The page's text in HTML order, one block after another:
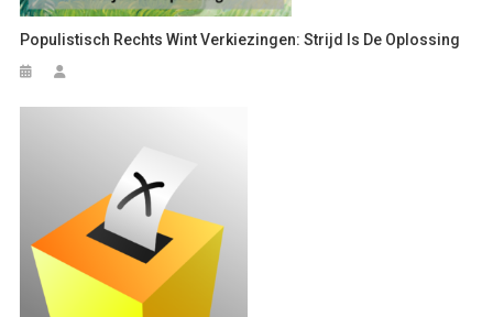
Populistisch Rechts Wint Verkiezingen: Strijd Is De Oplossing